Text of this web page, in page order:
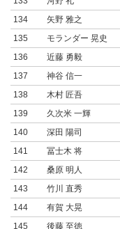
134
矢野 雅之
135
モランダー 晃史
136
近藤 勇毅
137
神谷 信一
138
木村 匠吾
139
久次米 一輝
140
深田 陽司
141
冨士木 将
142
桑原 明人
143
竹川 直秀
144
有賀 大晃
145
後藤 至徳